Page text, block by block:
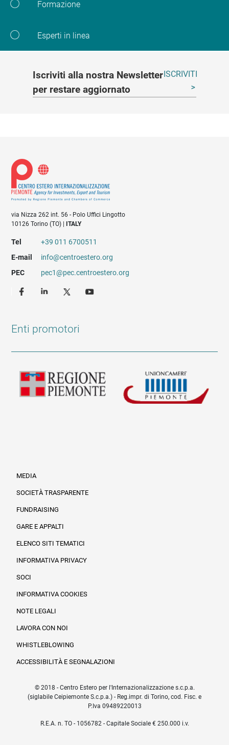
Formazione
Esperti in linea
Iscriviti alla nostra Newsletter
per restare aggiornato
ISCRIVITI
via Nizza 262 int. 56 - Polo Uffici Lingotto
10126 Torino (TO) |ITALY
Tel
+39 011 6700511
E-mail
info@centroestero.org
PEC
pec1@pec.centroestero.org
Enti promotori
MEDIA
SOCIETÀ TRASPARENTE
FUNDRAISING
GARE E APPALTI
ELENCO SITI TEMATICI
INFORMATIVA PRIVACY
SOCI
INFORMATIVA COOKIES
NOTE LEGALI
LAVORA CON NOI
WHISTLEBLOWING
ACCESSIBILITÀ E SEGNALAZIONI
© 2018 - Centro Estero per l'Internazionalizzazione s.c.p.a.
(siglabile Ceipiemonte S.c.p.a.) - Reg.impr. di Torino, cod. Fisc. e
P.Iva 09489220013
R.E.A. n. TO - 1056782 - Capitale Sociale € 250.000 i.v.